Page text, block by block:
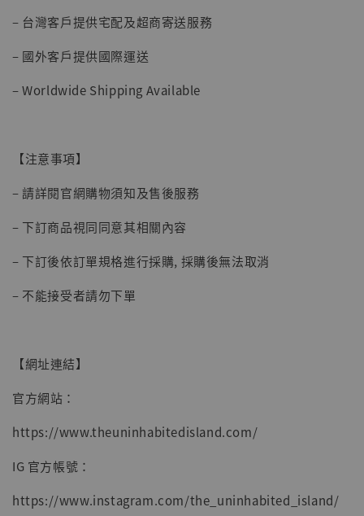
– 台灣客戶提供宅配及超商寄送服務
– 國外客戶提供國際運送
– Worldwide Shipping Available
【注意事項】
– 請詳閱官網購物須知及售後服務
– 下訂商品視同同意其相關內容
– 下訂後依訂單規格進行採購, 採購後無法取消
– 不能接受者請勿下單
【網址連結】
官方網站：
https://www.theuninhabitedisland.com/
IG 官方帳號：
https://www.instagram.com/the_uninhabited_island/